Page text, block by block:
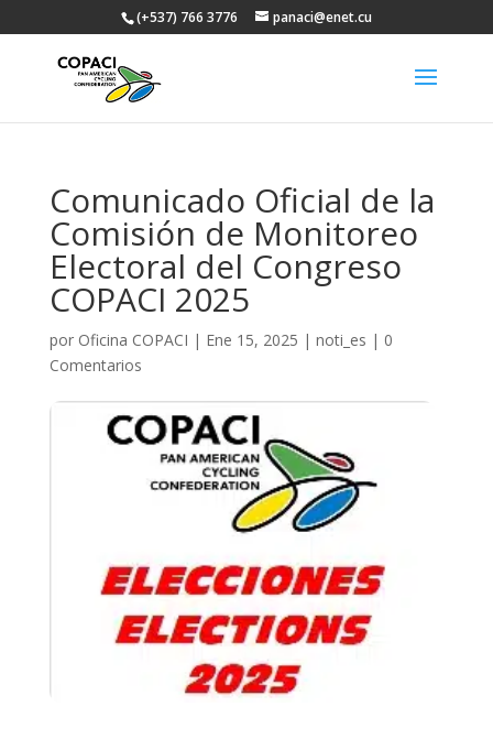
(+537) 766 3776 panaci@enet.cu
Comunicado Oficial de la
Comisión de Monitoreo
Electoral del Congreso
COPACI 2025
por Oficina COPACI | Ene 15, 2025 | noti_es | 0
Comentarios